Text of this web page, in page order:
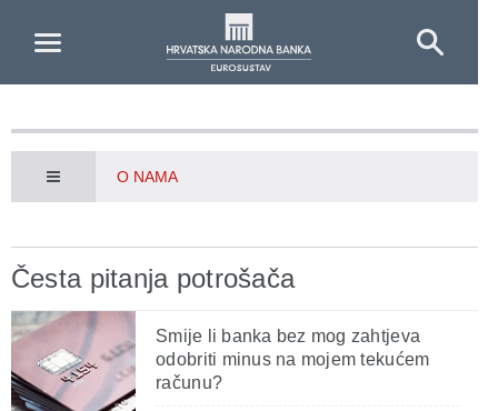
O NAMA
Česta pitanja potrošača
Smije li banka bez mog zahtjeva
odobriti minus na mojem tekućem
računu?